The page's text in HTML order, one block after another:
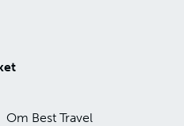
Om Best Travel